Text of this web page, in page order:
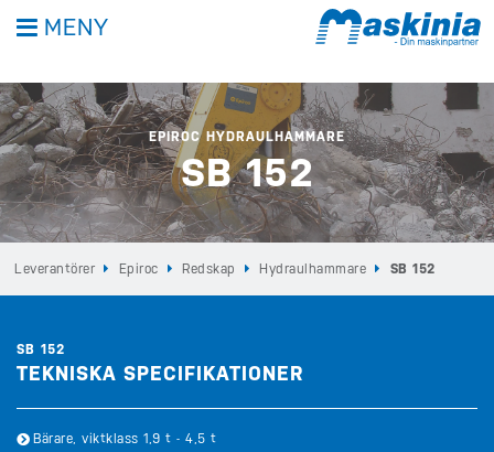
MENY
EPIROC HYDRAULHAMMARE
SB 152
Leverantörer Epiroc Redskap Hydraulhammare SB 152
SB 152
TEKNISKA SPECIFIKATIONER
Bärare, viktklass 1,9 t - 4,5 t